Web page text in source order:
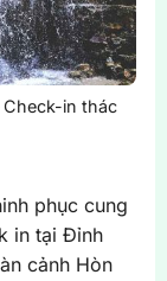
Check-in thác
phục cung
in tại Đỉnh
cảnh Hòn